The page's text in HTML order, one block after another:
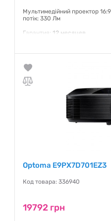
Мультимедійний проектор
потік: 330 Лм
Гарантия: 12 месяцев
Optoma E9PX7D701EZ3
Код товара: 336940
19792 грн